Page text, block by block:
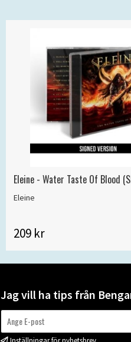
Eleine - Water Taste Of Blood
Eleine
209 kr
Jag vill ha tips från